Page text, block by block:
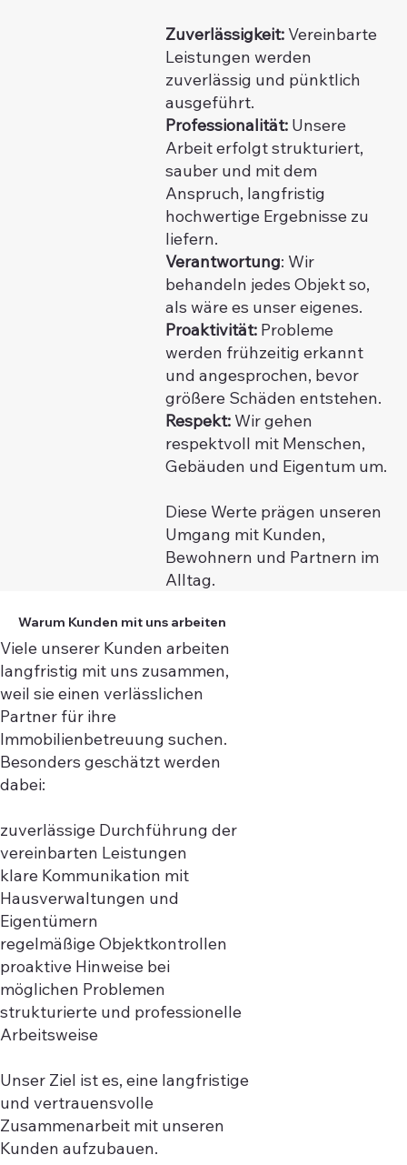
Zuverlässigkeit:Vereinbarte
Leistungen werden
zuverlässig und pünktlich
ausgeführt.
Professionalität:Unsere
Arbeit erfolgt strukturiert,
sauber und mit dem
Anspruch, langfristig
hochwertige Ergebnisse zu
liefern.
Verantwortung: Wir
behandeln jedes Objekt so,
als wäre es unser eigenes.
Proaktivität:Probleme
werden frühzeitig erkannt
und angesprochen, bevor
größere Schäden entstehen.
Respekt:Wir gehen
respektvoll mit Menschen,
Gebäuden und Eigentum um.
Diese Werte prägen unseren
Umgang mit Kunden,
Bewohnern und Partnern im
Alltag.
Warum Kunden mit uns arbeiten
Viele unserer Kunden arbeiten
langfristig mit uns zusammen,
weil sie einen verlässlichen
Partner für ihre
Immobilienbetreuung suchen.
Besonders geschätzt werden
dabei:
zuverlässige Durchführung der
vereinbarten Leistungen
klare Kommunikation mit
Hausverwaltungen und
Eigentümern
regelmäßige Objektkontrollen
proaktive Hinweise bei
möglichen Problemen
strukturierte und professionelle
Arbeitsweise
Unser Ziel ist es, eine langfristige
und vertrauensvolle
Zusammenarbeit mit unseren
Kunden aufzubauen.